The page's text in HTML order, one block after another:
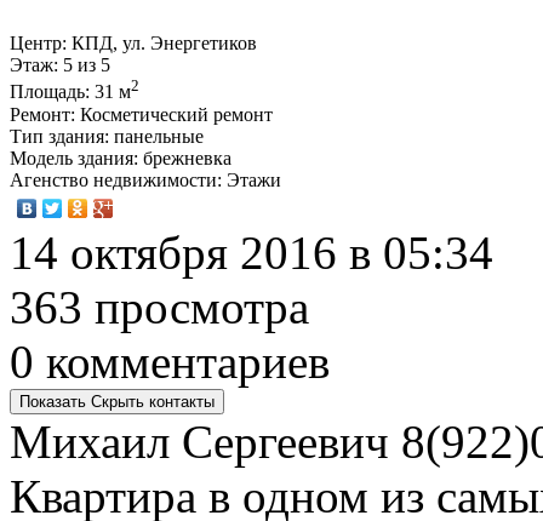
Центр: КПД, ул. Энергетиков
Этаж: 5 из 5
Площадь: 31 м2
Ремонт: Косметический ремонт
Тип здания: панельные
Модель здания: брежневка
Агенство недвижимости: Этажи
14 октября 2016 в 05:34
363 просмотра
0 комментариев
Показать Скрыть контакты
Михаил Сергеевич
Квартира в одном из